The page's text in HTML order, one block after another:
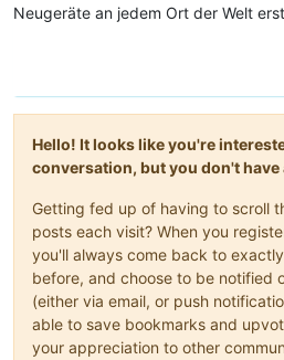
Neugeräte an jedem Ort der Welt
Hello! It looks like you're
conversation, but you don't have
Getting fed up of having to scroll
posts each visit? When you
you'll always come back to
before, and choose to be notified
(either via email, or push
able to save bookmarks and
your appreciation to other